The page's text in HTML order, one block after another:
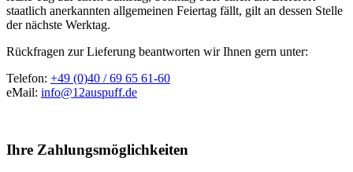
staatlich anerkannten allgemeinen Feiertag fällt, gilt an dessen Stelle
der nächste Werktag.
Rückfragen zur Lieferung beantworten wir Ihnen gern unter:
Telefon: +49 (0)40 / 69 65 61-60
eMail: info@12auspuff.de
Ihre Zahlungsmöglichkeiten